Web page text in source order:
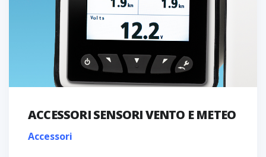
ACCESSORI SENSORI VENTO E METEO
Accessori